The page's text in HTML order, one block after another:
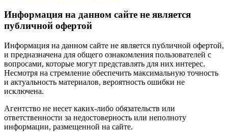
Информация на данном сайте не является
публичной офертой
Информация на данном сайте не является публичной офертой,
и предназначена для общего ознакомления пользователей с
вопросами, которые могут представлять для них интерес.
Несмотря на стремление обеспечить максимальную точность
и актуальность материалов, вероятность ошибки не
исключена.
Агентство не несет каких-либо обязательств или
ответственности за недостоверность или неполноту
информации, размещенной на сайте.